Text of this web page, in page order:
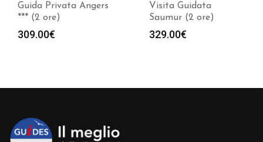
Visita Guidata
Saumur (2 ore)
329.00€
Visita Guidata Cholet
(2 ore)
329.00€